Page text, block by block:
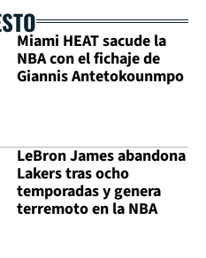
Miami HEAT sacude la
NBA con el fichaje de
Giannis Antetokounmpo
LeBron James abandona
Lakers tras ocho
temporadas y genera
terremoto en la NBA